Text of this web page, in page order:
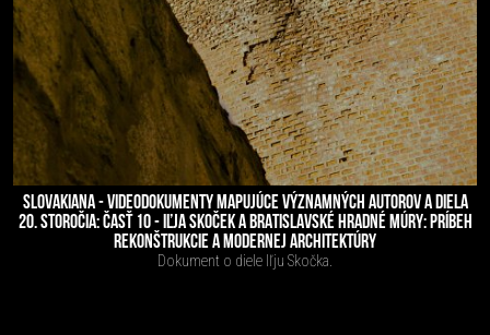
SLOVAKIANA - VIDEODOKUMENTY MAPUJÚCE VÝZNAMNÝCH AUTOROV A DIELA
20. STOROČIA: ČASŤ 10 - IĽJA SKOČEK A BRATISLAVSKÉ HRADNÉ MÚRY: PRÍBEH
REKONŠTRUKCIE A MODERNEJ ARCHITEKTÚRY
Dokument o diele Iľju Skočka.